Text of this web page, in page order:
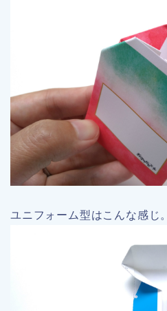
ユニフォーム型はこんな感じ。